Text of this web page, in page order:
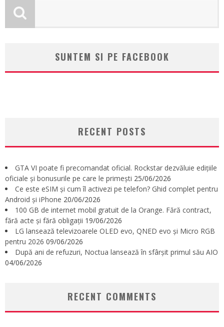
SUNTEM SI PE FACEBOOK
RECENT POSTS
GTA VI poate fi precomandat oficial. Rockstar dezvăluie edițiile
oficiale și bonusurile pe care le primești 25/06/2026
Ce este eSIM și cum îl activezi pe telefon? Ghid complet pentru
Android și iPhone 20/06/2026
100 GB de internet mobil gratuit de la Orange. Fără contract,
fără acte și fără obligații 19/06/2026
LG lansează televizoarele OLED evo, QNED evo și Micro RGB
pentru 2026 09/06/2026
După ani de refuzuri, Noctua lansează în sfârșit primul său AIO
04/06/2026
RECENT COMMENTS